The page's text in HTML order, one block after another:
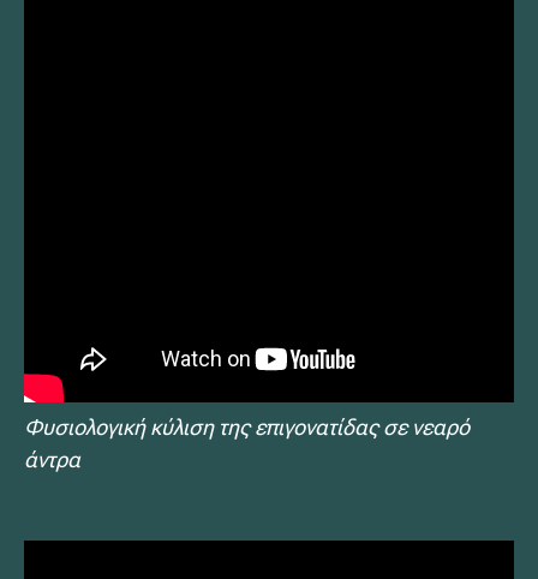
Φυσιολογική κύλιση της επιγονατίδας σε νεαρό
άντρα